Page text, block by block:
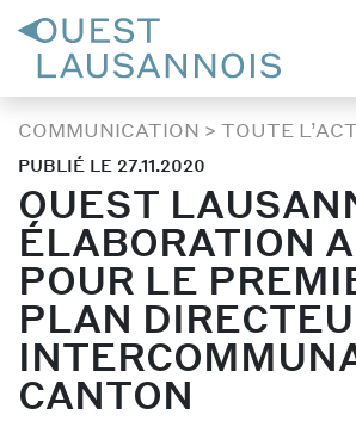
COMMUNICATION > TOUTE
PUBLIÉ LE 27.11.2020
OUEST
ÉLABORATION
POUR LE
PLAN
CANTON